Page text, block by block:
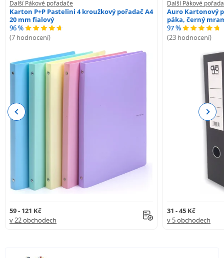
Další Pákové pořadače
Karton P+P Pastelini 4 kroužkový pořadač A4
20 mm fialový
96 %
(7 hodnocení)
59 - 121 Kč
v 22 obchodech
Další Pákové
Auro Kartonový
páka, černý
97 %
(23 hodnocení)
31 - 45 Kč
v 5 obchodech
Previous Next